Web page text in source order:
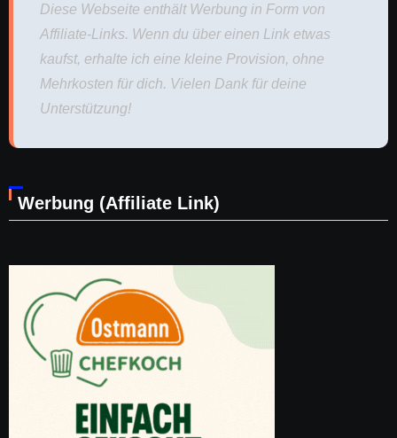
Diese Webseite enthält Werbung in Form von
Affiliate-Links. Wenn du über einen Link etwas
kaufst, erhalte ich eine kleine Provision, ohne
Mehrkosten für dich. Vielen Dank für deine
Unterstützung!
Werbung (Affiliate Link)